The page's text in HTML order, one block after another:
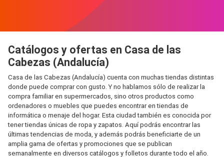
Catálogos y ofertas en Casa de las
Cabezas (Andalucía)
Casa de las Cabezas (Andalucía) cuenta con muchas tiendas distintas
donde puede comprar con gusto. Y no hablamos sólo de realizar la
compra familiar en supermercados, sino otros productos como
ordenadores o muebles que puedes encontrar en tiendas de
informática o menaje del hogar. Esta ciudad también es conocida por
tener tiendas únicas de ropa y zapatos. Aquí podrás encontrar las
últimas tendencias de moda, y además podrás beneficiarte de un
amplia gama de ofertas y promociones que se publican
semanalmente en diversos catálogos y folletos durante todo el año.